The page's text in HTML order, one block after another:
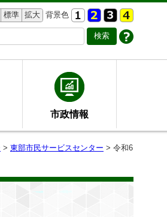
標準 拡大 背景色
市政情報
> 東部市民サービスセンター > 令和6